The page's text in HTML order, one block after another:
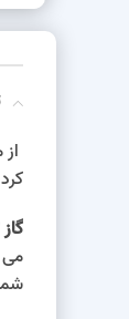
گاز R22
می